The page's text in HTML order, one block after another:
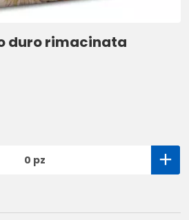
duro rimacinata
0 pz